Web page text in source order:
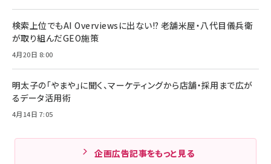
検索上位でもAI Overviewsに出ない!? 老舗米屋・八代目儀兵衛
が取り組んだGEO施策
4月20日 8:00
明太子の「やまや」に聞く、マーケティングから店舗・採用まで広が
るデータ活用術
4月14日 7:05
企画広告記事をもっと見る